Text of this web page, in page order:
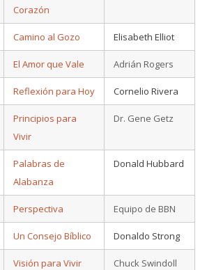
Corazón
Camino al Gozo Elisabeth Elliot
El Amor que Vale Adrián Rogers
Reflexión para Hoy Cornelio Rivera
Principios para
Vivir
Dr. Gene Getz
Palabras de
Alabanza
Donald Hubbard
Perspectiva Equipo de BBN
Un Consejo Bíblico Donaldo Strong
Visión para Vivir Chuck Swindoll